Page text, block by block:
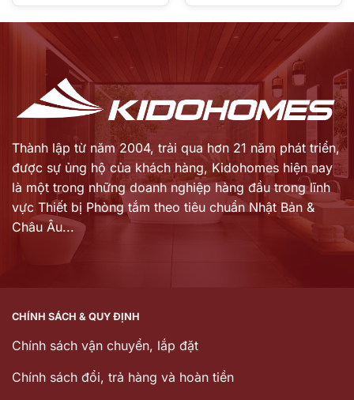
Giá
46.411.000 ₫.
Giá
32.488.000 ₫.
Thành lập từ năm 2004, trải qua hơn 21 năm phát triển,
được sự ủng hộ của khách hàng, Kidohomes hiện nay
là một trong những doanh nghiệp hàng đầu trong lĩnh
vực Thiết bị Phòng tắm theo tiêu chuẩn Nhật Bản &
Châu Âu...
CHÍNH SÁCH & QUY ĐỊNH
Chính sách vận chuyển, lắp đặt
Chính sách đổi, trả hàng và hoàn tiền